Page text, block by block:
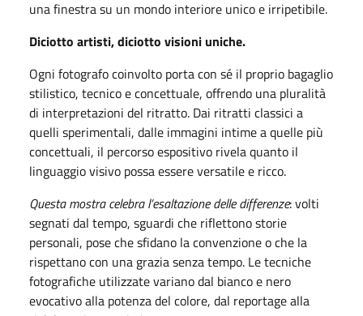
una finestra su un mondo interiore unico e irripetibile.
Diciotto artisti, diciotto visioni uniche.
Ogni fotografo coinvolto porta con sé il proprio bagaglio
stilistico, tecnico e concettuale, offrendo una pluralità
di interpretazioni del ritratto. Dai ritratti classici a
quelli sperimentali, dalle immagini intime a quelle più
concettuali, il percorso espositivo rivela quanto il
linguaggio visivo possa essere versatile e ricco.
Questa mostra celebra l’esaltazione delle differenze: volti
segnati dal tempo, sguardi che riflettono storie
personali, pose che sfidano la convenzione o che la
rispettano con una grazia senza tempo. Le tecniche
fotografiche utilizzate variano dal bianco e nero
evocativo alla potenza del colore, dal reportage alla